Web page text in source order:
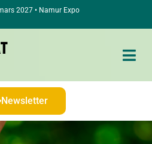
2027 • Namur Expo
Newsletter